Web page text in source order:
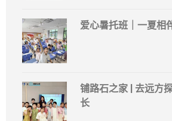
爱心暑托班｜一夏相
铺路石之家 | 去远方
长